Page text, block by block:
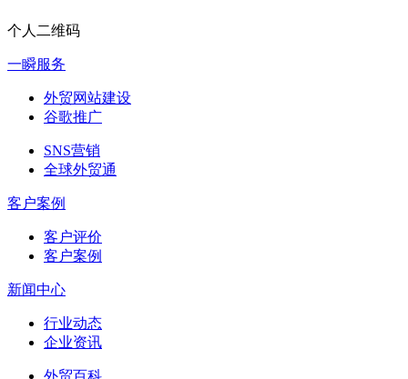
个人二维码
一瞬服务
外贸网站建设
谷歌推广
SNS营销
全球外贸通
客户案例
客户评价
客户案例
新闻中心
行业动态
企业资讯